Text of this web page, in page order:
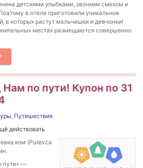
детскими улыбками, звонким смехом и
в отеле приготовили уникальное
в которых растут мальчишки и девчонки!
местах размещаются совершенно
по пути! Купон по 31
, Путешествия
действовать
ком (Putevca
пути» —